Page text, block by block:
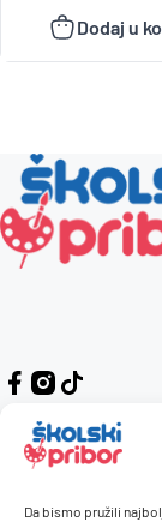
Da bismo pružili
Dodaj u